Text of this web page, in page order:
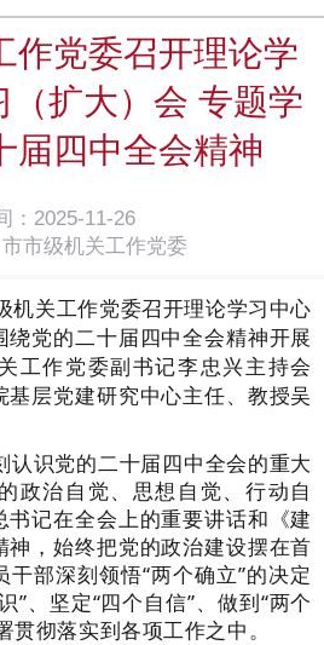
作党委召开理论学
（扩大）会 专题学
届四中全会精神
：2025-11-26
市级机关工作党委
机关工作党委召开理论学习中心
绕党的二十届四中全会精神开展
工作党委副书记李忠兴主持会
层党建研究中心主任、 教授吴
认识党的二十届四中全会的重大
政治自觉、思想自觉、行动自
记在全会上的重要讲话和《建
，始终把党的政治建设摆在首
干部深刻领悟“两个确立”的决定
”、坚定“四个自信”、做到“两个
贯彻落实到各项工作之中。